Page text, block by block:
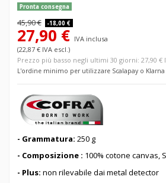
Pronta consegna
45,90 € -18,00 €
27,90 € IVA inclusa
(22,87 € IVA escl.)
Prezzo più basso negli ultimi 30 giorni: 27,90 €
L'ordine minimo per utilizzare Scalapay o Klarna
- Grammatura: 250 g
- Composizione : 100% cotone canvas,
- Plus: non rilevabile dai metal detector